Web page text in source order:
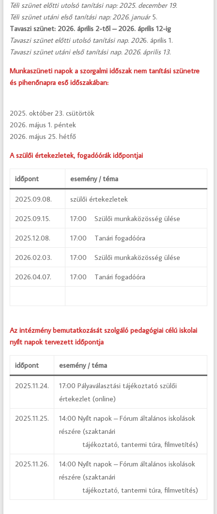
Téli szünet előtti utolsó tanítási nap: 2025. december 19.
Téli szünet utáni első tanítási nap: 2026. január5.
Tavaszi szünet: 2026. április 2-től – 2026. április 12-ig
Tavaszi szünet előtti utolsó tanítási nap. 2026. április 1.
Tavaszi szünet utáni első tanítási nap. 2026. április 13.
Munkaszüneti napok a szorgalmi időszak nem tanítási szünetre
és pihenőnapra eső időszakában:
2025. október 23. csütörtök
2026. május 1. péntek
2026. május 25. hétfő
A szülői értekezletek, fogadóórák időpontjai
időpont esemény / téma
2025.09.08. szülői értekezletek
2025.09.15. 17:00 Szülői munkaközösség ülése
2025.12.08. 17:00 Tanári fogadóóra
2026.02.03. 17:00 Szülői munkaközösség ülése
2026.04.07. 17:00 Tanári fogadóóra
Az intézmény bemutatkozását szolgáló pedagógiai célú iskolai
nyílt napok tervezett időpontja
időpont esemény / téma
2025.11.24.
17:00 Pályaválasztási tájékoztató szülői
értekezlet (online)
2025.11.25.
14:00 Nyílt napok – Fórum általános iskolások
részére (szaktanári
tájékoztató, tantermi túra, filmvetítés)
2025.11.26.
14:00 Nyílt napok – Fórum általános iskolások
részére (szaktanári
tájékoztató, tantermi túra, filmvetítés)